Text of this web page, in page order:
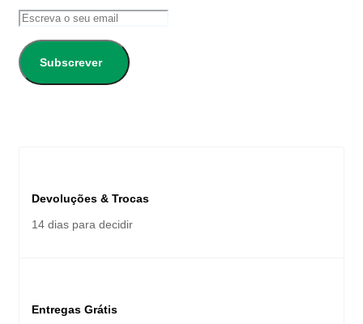
Subscrever
Devoluções & Trocas
14 dias para decidir
Entregas Grátis